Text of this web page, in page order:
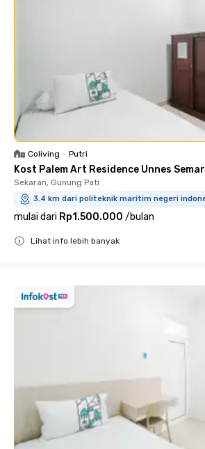
Coliving • Putri
Kost Palem Art Residence Unnes
Sekaran, Gunung Pati
3.4 km dari politeknik maritim negeri
mulai dari Rp1.500.000 /bulan
Lihat info lebih banyak